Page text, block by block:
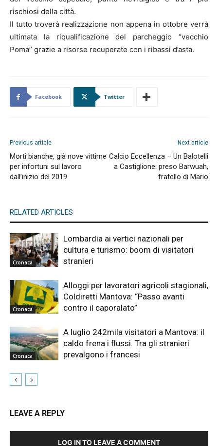
rischiosi della città.
Il tutto troverà realizzazione non appena in ottobre verrà
ultimata la riqualificazione del parcheggio “vecchio
Poma” grazie a risorse recuperate con i ribassi d’asta.
Facebook Twitter
Previous article
Morti bianche, già nove vittime
per infortuni sul lavoro
dall’inizio del 2019
Next article
Calcio Eccellenza – Un Balotelli
a Castiglione: preso Barwuah,
fratello di Mario
RELATED ARTICLES
Cronaca
Lombardia ai vertici nazionali per
cultura e turismo: boom di visitatori
stranieri
Cronaca
Alloggi per lavoratori agricoli stagionali,
Coldiretti Mantova: “Passo avanti
contro il caporalato”
Cronaca
A luglio 242mila visitatori a Mantova: il
caldo frena i flussi. Tra gli stranieri
prevalgono i francesi
LEAVE A REPLY
LOG IN TO LEAVE A COMMENT